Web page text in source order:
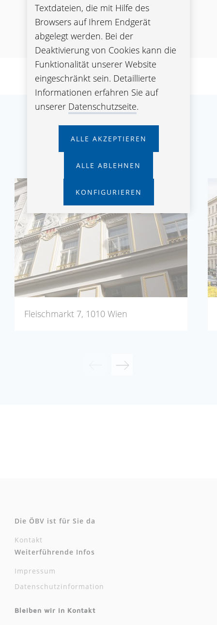
unser Auftrag für Ihr Wohlbefinden
Eine Auswahl unserer
Liegenschaften
Fleischmarkt 7, 1010 Wien
Die ÖBV ist für Sie da
Kontakt
Weiterführende Infos
Impressum
Datenschutzinformation
Bleiben wir in Kontakt
Textdateien, die mit Hilfe des
Browsers auf Ihrem Endgerät
abgelegt werden. Bei der
Deaktivierung von Cookies kann die
Funktionalität unserer Website
eingeschränkt sein. Detaillierte
Informationen erfahren Sie auf
unserer Datenschutzseite.
ALLE AKZEPTIEREN
ALLE ABLEHNEN
KONFIGURIEREN